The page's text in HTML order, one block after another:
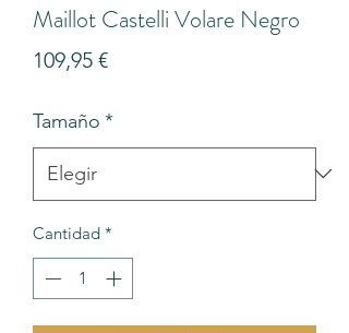
Maillot Castelli Volare Negro
109,95 €Precio
Tamaño *
Cantidad *